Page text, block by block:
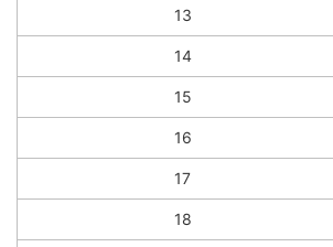
13
14
15
16
17
18